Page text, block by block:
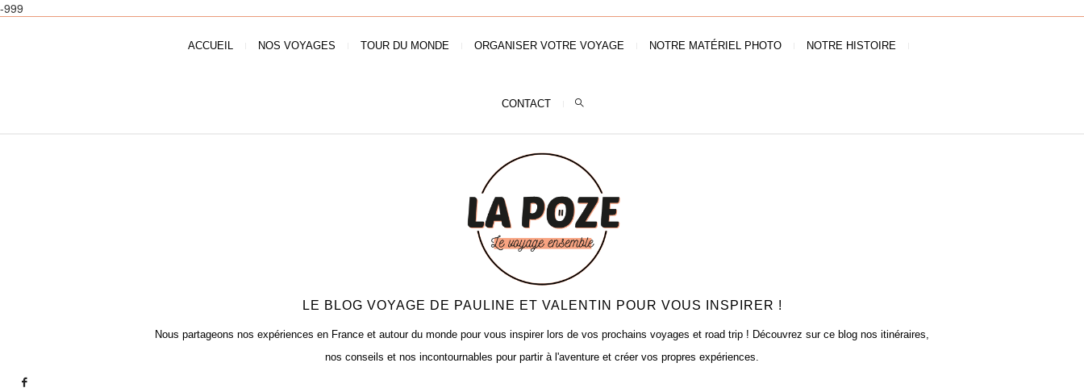
-999
ACCUEIL NOS VOYAGES TOUR DU MONDE ORGANISER VOTRE VOYAGE NOTRE MATÉRIEL PHOTO NOTRE HISTOIRE
CONTACT
LE BLOG VOYAGE DE PAULINE ET VALENTIN POUR VOUS INSPIRER !
Nous partageons nos expériences en France et autour du monde pour vous inspirer lors de vos prochains voyages et road trip ! Découvrez sur ce blog nos itinéraires,
nos conseils et nos incontournables pour partir à l'aventure et créer vos propres expériences.